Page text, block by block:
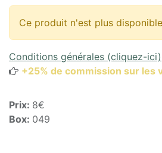
Ce produit n'est plus
Conditions générales (cliquez-ici)
+25% de commission sur les
Prix: 8€
Box: 049